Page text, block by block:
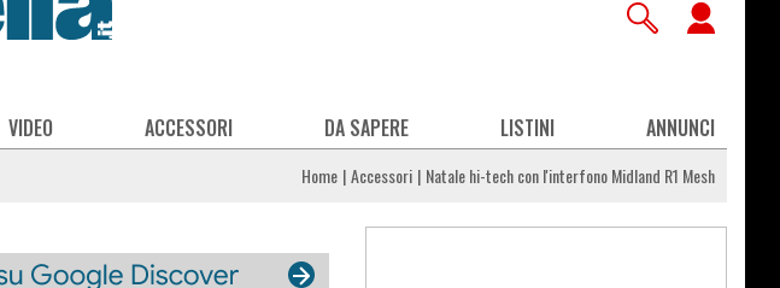
VIDEO ACCESSORI DA SAPERE LISTINI ANNUNCI
Home Accessori Natale hi-tech con l'interfono Midland R1 Mesh